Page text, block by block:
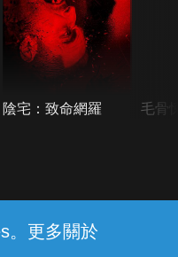
。更多關於
陰宅：致命網羅 毛骨